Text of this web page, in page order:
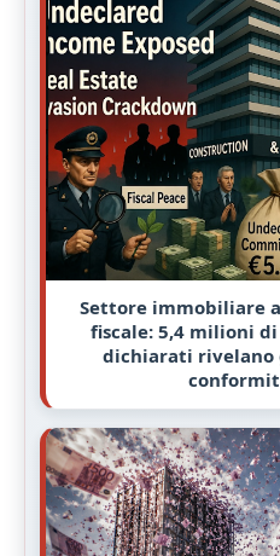
Settore immobiliare
fiscale: 5,4 milioni
dichiarati rivelano